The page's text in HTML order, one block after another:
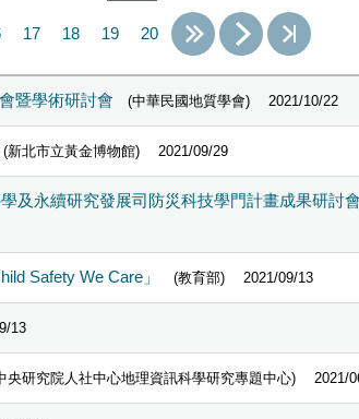
17 18 19 20
暨學術研討會 (中華民國地質學會) 2021/10/22
(新北市立黃金博物館) 2021/09/29
及永續研究發展司防災科技學門計畫成果研討會
Safety We Care」 (教育部) 2021/09/13
13
央研究院人社中心地理資訊科學研究專題中心) 2021/